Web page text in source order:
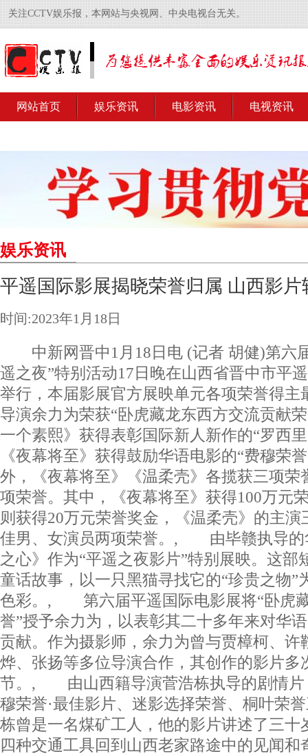
关注CCTV娱乐报，本网站与央视网、中央电视台无关。
网站首页 娱乐资讯 电影资讯 电视资讯
娱乐资讯
平遥国际影展揭晓荣誉归属 山西影
时间:2023年1月18日
中新网晋中1月18日电 (记者 胡健)第六
遥之夜”特别活动17日晚在山西省晋中市平
举行，本届影展官方展映单元各项荣誉得主
导演余力为荣获“卧虎藏龙东西方交流贡献
一个素熙》获得表彰国际新人新作的“罗西
《夜幕将至》获得鼓励华语电影的“费穆
外，《夜幕将至》《温柔壳》各揽获三项荣
项荣誉。其中，《夜幕将至》获得100万元
则获得20万元荣誉奖金，《温柔壳》的主
佳男、女演员两项荣誉。, 由毕赣执导的
之心》作为“平遥之夜影片”特别展映。这部
童话故事，以一只黑猫寻找它的“珍贵之物”
色彩。, 第六届平遥国际电影展将“卧虎
誉”授予余力为，以表彰其二十多年来对华
贡献。作为摄影师，余力为曾与贾樟柯、许
烨、张扬等多位导演合作，其创作的影片多
节。, 由山西籍导演菅浩栋执导的剧情片
穆荣誉·最佳影片、迷影选择荣誉、桐叶荣
栋曾是一名煤矿工人，他的影片讲述了三十
四种交通工具回到山西老家路途中的见闻和